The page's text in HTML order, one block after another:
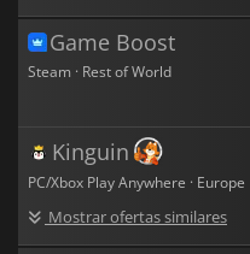
Game Boost
Steam · Rest of World
Kinguin
PC/Xbox Play Anywhere · Europe
Mostrar ofertas similares